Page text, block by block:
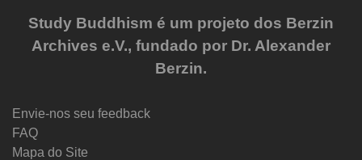
Study Buddhism é um projeto dos Berzin
Archives e.V., fundado por Dr. Alexander
Berzin.
Envie-nos seu feedback
FAQ
Mapa do Site